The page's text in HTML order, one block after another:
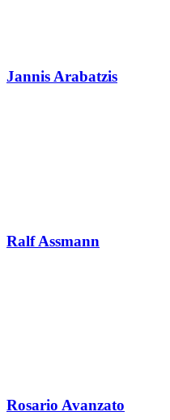
Jannis Arabatzis
Ralf Assmann
Rosario Avanzato